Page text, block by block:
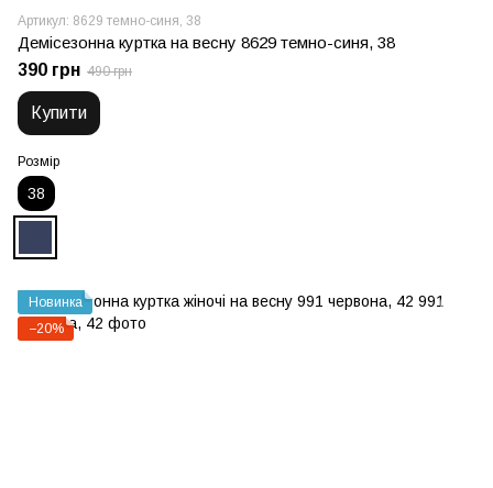
Артикул: 8629 темно-синя, 38
Демісезонна куртка на весну 8629 темно-синя, 38
390 грн 490 грн
Купити
Розмір
38
Новинка
−20%